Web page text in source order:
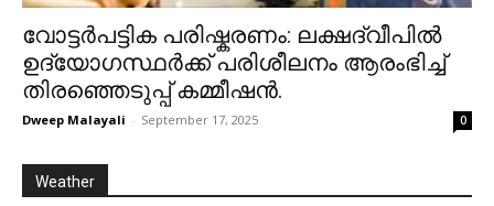
വോട്ടർപട്ടിക പരിഷ്കരണം: ലക്ഷദ്വീപിൽ
ഉദ്യോഗസ്ഥർക്ക് പരിശീലനം ആരംഭിച്ച്
തിരഞ്ഞെടുപ്പ് കമ്മീഷൻ.
Dweep Malayali - September 17, 2025 0
Weather